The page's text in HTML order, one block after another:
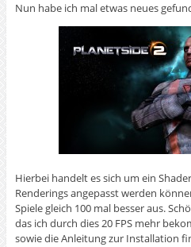
Nun habe ich mal etwas neues
Hierbei handelt es sich um ein
Renderings angepasst werden
Spiele gleich 100 mal besser aus.
das ich durch dies 20 FPS mehr
sowie die Anleitung zur Installation